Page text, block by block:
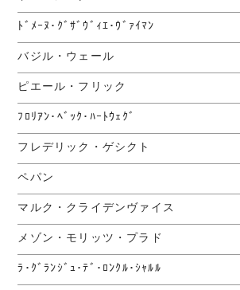
ﾄﾞﾒｰﾇ･ｸﾞｻﾞｳﾞｨｴ･ｳﾞｧｲﾏﾝ
バジル・ウェール
ピエール・フリック
ﾌﾛﾘｱﾝ･ﾍﾞｯｸ･ﾊｰﾄｳｪｸﾞ
フレデリック・ゲシクト
ペパン
マルク・クライデンヴァイス
メゾン・モリッツ・プラド
ﾗ･ｸﾞﾗﾝｼﾞｭ･ﾃﾞ･ﾛﾝｸﾙ･ｼｬﾙﾙ